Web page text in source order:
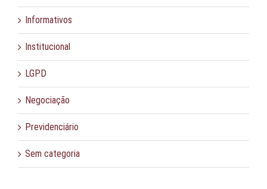
Informativos
Institucional
LGPD
Negociação
Previdenciário
Sem categoria